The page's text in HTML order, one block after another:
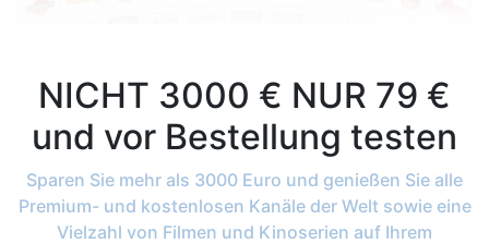
NICHT 3000 € NUR 79 €
und vor Bestellung testen
Sparen Sie mehr als 3000 Euro und genießen Sie alle
Premium- und kostenlosen Kanäle der Welt sowie eine
Vielzahl von Filmen und Kinoserien auf Ihrem